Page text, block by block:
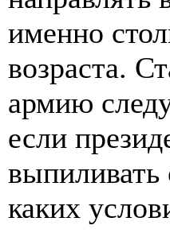
именно
возраста.
армию
если
выпиливать
каких